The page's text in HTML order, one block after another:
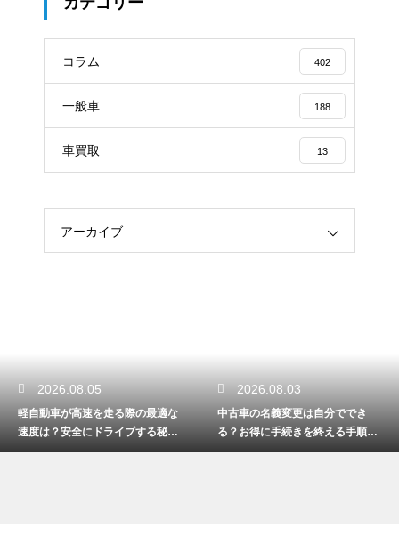
コラム 402
一般車 188
車買取 13
アーカイブ
2026.08.03
中古車の名義変更は自分ででき
る？お得に手続きを終える手順を
解説
2026.08.01
自動車のオイルが不足するとどう
なる？故障を防ぐ正しい対処法！